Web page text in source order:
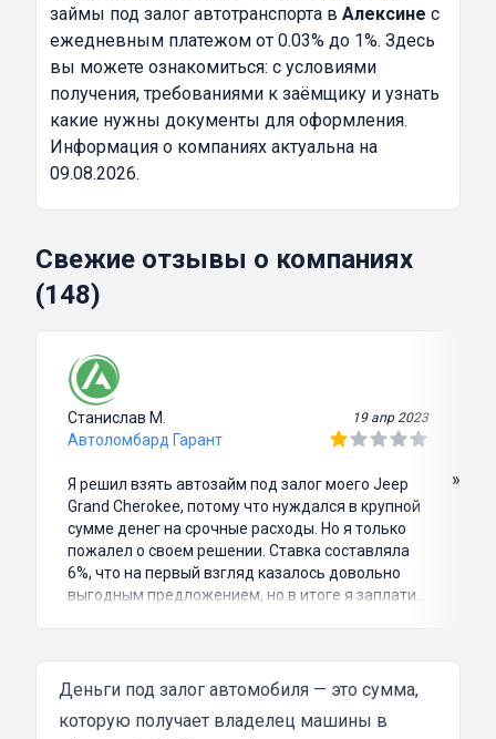
займы под залог автотранспорта в Алексине с
ежедневным платежом от 0.03% до 1%. Здесь
вы можете ознакомиться: с условиями
получения, требованиями к заёмщику и узнать
какие нужны документы для оформления.
Информация о компаниях актуальна на
09.08.2026.
Свежие отзывы о компаниях
(148)
Станислав М. 19 апр 2023
Автоломбард Гарант
Я решил взять автозайм под залог моего Jeep
Grand Cherokee, потому что нуждался в крупной
сумме денег на срочные расходы. Но я только
пожалел о своем решении. Ставка составляла
6%, что на первый взгляд казалось довольно
выгодным предложением, но в итоге я заплатил
затянутым и занял много времени и усилий.
Никакого профессионализма и
Разочарование и раздражение - это все, что я
»
Деньги под залог автомобиля — это сумма,
которую получает владелец машины в